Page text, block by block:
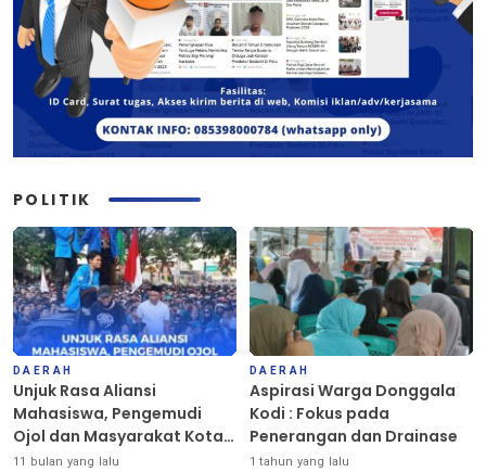
POLITIK
DAERAH
Unjuk Rasa Aliansi
Mahasiswa, Pengemudi
Ojol dan Masyarakat Kota
Palu Berlangsung Damai
11 bulan yang lalu
DAERAH
Aspirasi Warga Donggala
Kodi : Fokus pada
Penerangan dan Drainase
1 tahun yang lalu